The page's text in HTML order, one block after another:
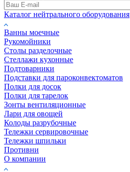
Каталог нейтрального оборудования
Ванны моечные
Рукомойники
Столы разделочные
Стеллажи кухонные
Подтоварники
Подставки для пароконвектоматов
Полки для досок
Полки для тарелок
Зонты вентиляционные
Лари для овощей
Колоды разрубочные
Тележки сервировочные
Тележки шпильки
Противни
О компании